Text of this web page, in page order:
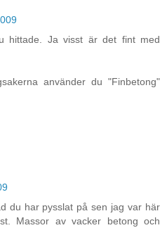
hittade. Ja visst är det fint med
använder du "Finbetong"
du har pysslat på sen jag var här
Massor av vacker betong och